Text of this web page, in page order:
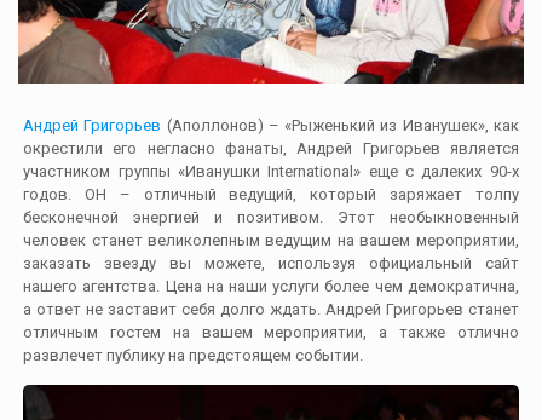
Андрей Григорьев (Аполлонов) – «Рыженький из Иванушек», как
окрестили его негласно фанаты, Андрей Григорьев является
участником группы «Иванушки International» еще с далеких 90-х
годов. ОН – отличный ведущий, который заряжает толпу
бесконечной энергией и позитивом. Этот необыкновенный
человек станет великолепным ведущим на вашем мероприятии,
заказать звезду вы можете, используя официальный сайт
нашего агентства. Цена на наши услуги более чем демократична,
а ответ не заставит себя долго ждать. Андрей Григорьев станет
отличным гостем на вашем мероприятии, а также отлично
развлечет публику на предстоящем событии.